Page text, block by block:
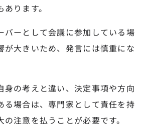
ります。
バーとして会議に参加している場
が大きいため、発言には慎重にな
身の考えと違い、決定事項や方向
る場合は、専門家として責任を持
注意を払うことが必要です。